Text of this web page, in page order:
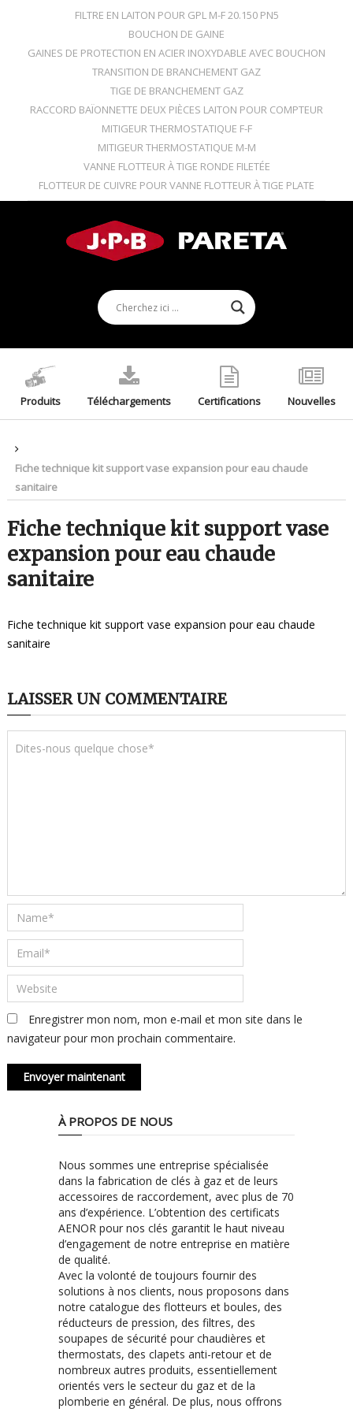
FILTRE EN LAITON POUR GPL M-F 20.150 PN5
BOUCHON DE GAINE
GAINES DE PROTECTION EN ACIER INOXYDABLE AVEC BOUCHON
TRANSITION DE BRANCHEMENT GAZ
TIGE DE BRANCHEMENT GAZ
RACCORD BAÏONNETTE DEUX PIÈCES LAITON POUR COMPTEUR
MITIGEUR THERMOSTATIQUE F-F
MITIGEUR THERMOSTATIQUE M-M
VANNE FLOTTEUR À TIGE RONDE FILETÉE
FLOTTEUR DE CUIVRE POUR VANNE FLOTTEUR À TIGE PLATE
Produits Téléchargements Certifications Nouvelles
Fiche technique kit support vase expansion pour eau chaude
sanitaire
Fiche technique kit support vase
expansion pour eau chaude
sanitaire
Fiche technique kit support vase expansion pour eau chaude
sanitaire
LAISSER UN COMMENTAIRE
Enregistrer mon nom, mon e-mail et mon site dans le
navigateur pour mon prochain commentaire.
À PROPOS DE NOUS
Nous sommes une entreprise spécialisée
dans la fabrication de clés à gaz et de leurs
accessoires de raccordement, avec plus de 70
ans d’expérience. L’obtention des certificats
AENOR pour nos clés garantit le haut niveau
d’engagement de notre entreprise en matière
de qualité.
Avec la volonté de toujours fournir des
solutions à nos clients, nous proposons dans
notre catalogue des flotteurs et boules, des
réducteurs de pression, des filtres, des
soupapes de sécurité pour chaudières et
thermostats, des clapets anti-retour et de
nombreux autres produits, essentiellement
orientés vers le secteur du gaz et de la
plomberie en général. De plus, nous offrons